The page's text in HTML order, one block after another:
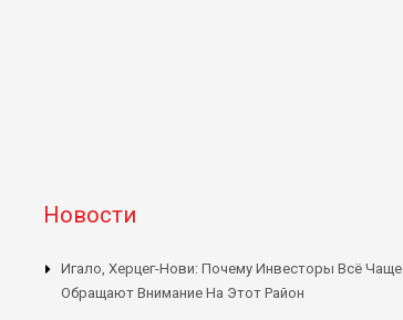
Новости
Игало, Херцег-Нови: Почему Инвесторы Всё Чаще
Обращают Внимание На Этот Район